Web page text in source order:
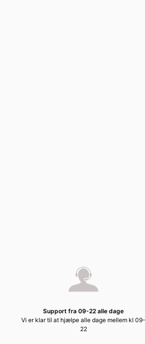
Support fra 09-22 alle dage
Vi er klar til at hjælpe alle dage mellem kl 09-
22